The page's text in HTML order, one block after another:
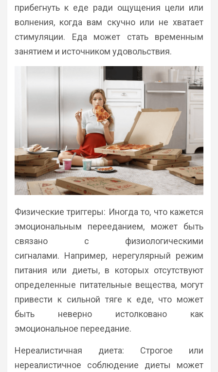
прибегнуть к еде ради ощущения цели или
волнения, когда вам скучно или не хватает
стимуляции. Еда может стать временным
занятием и источником удовольствия.
Физические триггеры: Иногда то, что кажется
эмоциональным перееданием, может быть
связано с физиологическими
сигналами. Например, нерегулярный режим
питания или диеты, в которых отсутствуют
определенные питательные вещества, могут
привести к сильной тяге к еде, что может
быть неверно истолковано как
эмоциональное переедание.
Нереалистичная диета: Строгое или
нереалистичное соблюдение диеты может